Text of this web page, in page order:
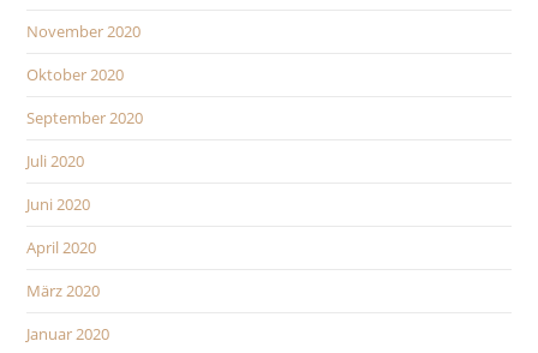
November 2020
Oktober 2020
September 2020
Juli 2020
Juni 2020
April 2020
März 2020
Januar 2020